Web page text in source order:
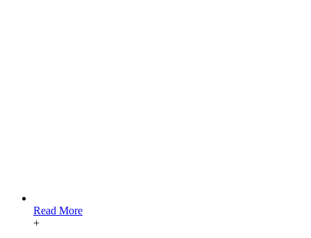
Read More
+